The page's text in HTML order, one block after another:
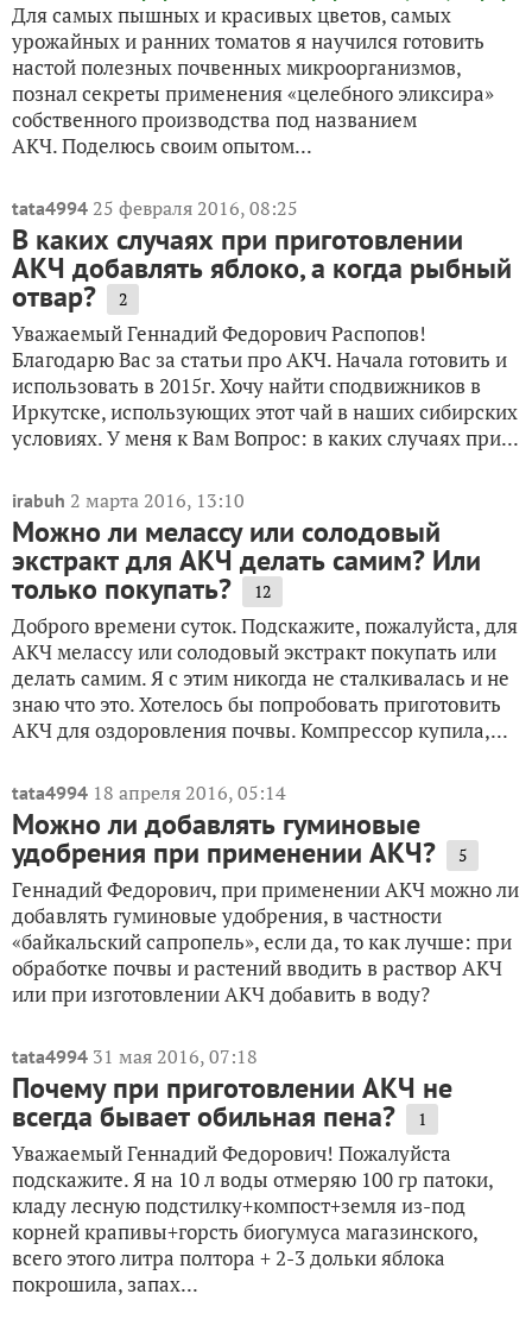
Для самых пышных и красивых цветов, самых
урожайных и ранних томатов я научился готовить
настой полезных почвенных микроорганизмов,
познал секреты применения «целебного эликсира»
собственного производства под названием
АКЧ. Поделюсь своим опытом...
tata4994 25 февраля 2016, 08:25
В каких случаях при приготовлении
АКЧ добавлять яблоко, а когда рыбный
отвар? 2
Уважаемый Геннадий Федорович Распопов!
Благодарю Вас за статьи про АКЧ. Начала готовить и
использовать в 2015г. Хочу найти сподвижников в
Иркутске, использующих этот чай в наших сибирских
условиях. У меня к Вам Вопрос: в каких случаях при...
irabuh 2 марта 2016, 13:10
Можно ли мелассу или солодовый
экстракт для АКЧ делать самим? Или
только покупать? 12
Доброго времени суток. Подскажите, пожалуйста, для
АКЧ мелассу или солодовый экстракт покупать или
делать самим. Я с этим никогда не сталкивалась и не
знаю что это. Хотелось бы попробовать приготовить
АКЧ для оздоровления почвы. Компрессор купила,...
tata4994 18 апреля 2016, 05:14
Можно ли добавлять гуминовые
удобрения при применении АКЧ? 5
Геннадий Федорович, при применении АКЧ можно ли
добавлять гуминовые удобрения, в частности
«байкальский сапропель», если да, то как лучше: при
обработке почвы и растений вводить в раствор АКЧ
или при изготовлении АКЧ добавить в воду?
tata4994 31 мая 2016, 07:18
Почему при приготовлении АКЧ не
всегда бывает обильная пена? 1
Уважаемый Геннадий Федорович! Пожалуйста
подскажите. Я на 10 л воды отмеряю 100 гр патоки,
кладу лесную подстилку+компост+земля из-под
корней крапивы+горсть биогумуса магазинского,
всего этого литра полтора + 2-3 дольки яблока
покрошила, запах...